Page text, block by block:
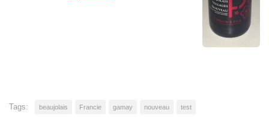
Tags: beaujolais Francie gamay nouveau test